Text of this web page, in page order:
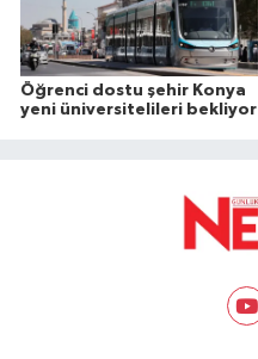
Öğrenci dostu şehir Konya
yeni üniversitelileri bekliyor